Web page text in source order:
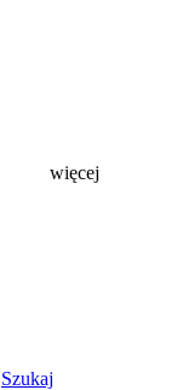
więcej
Szukaj